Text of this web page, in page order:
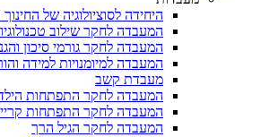
היחידה לסוציולוגיה של
המעבדה לחקר שילוב
המעבדה לחקר גורמי סיכון
המעבדה למיומנויות למידה
מעבדת קשב
המעבדה לחקר התפתחות
המעבדה לחקר התפתחות
המעבדה לחקר הגיל הרך